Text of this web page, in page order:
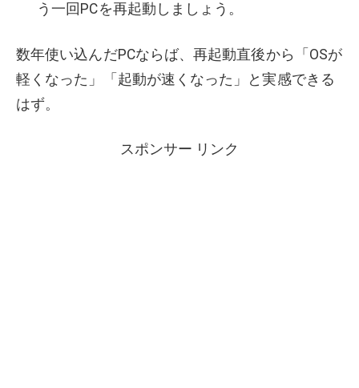
う一回PCを再起動しましょう。
数年使い込んだPCならば、再起動直後から「OSが
軽くなった」「起動が速くなった」と実感できる
はず。
スポンサー リンク